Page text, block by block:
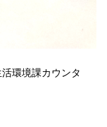
環境課カウンタ